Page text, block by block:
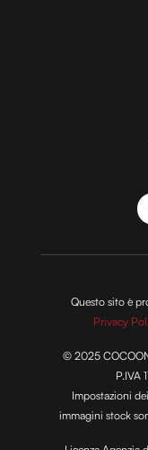
Questo sito è
Privacy
© 2025
P.IVA
Impostazioni
immagini stock